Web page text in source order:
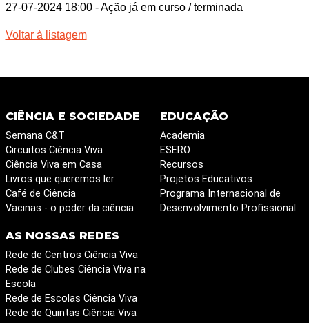
27-07-2024 18:00 - Ação já em curso / terminada
Voltar à listagem
CIÊNCIA E SOCIEDADE
Semana C&T
Circuitos Ciência Viva
Ciência Viva em Casa
Livros que queremos ler
Café de Ciência
Vacinas - o poder da ciência
EDUCAÇÃO
Academia
ESERO
Recursos
Projetos Educativos
Programa Internacional de
Desenvolvimento Profissional
AS NOSSAS REDES
Rede de Centros Ciência Viva
Rede de Clubes Ciência Viva na
Escola
Rede de Escolas Ciência Viva
Rede de Quintas Ciência Viva